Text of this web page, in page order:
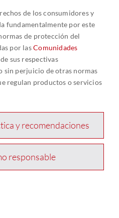
de los consumidores y
fundamentalmente por este
de protección del
por lasComunidades
sus respectivas
sin perjuicio de otras normas
regulan productos o servicios
y recomendaciones
responsable